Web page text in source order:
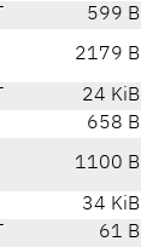
599 B
2179 B
24 KiB
658 B
1100 B
34 KiB
61 B